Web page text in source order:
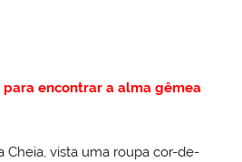
para encontrar a alma gêmea
Cheia, vista uma roupa cor-de-